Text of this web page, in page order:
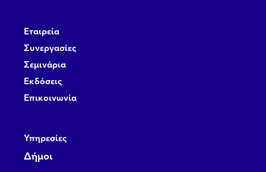
Εταιρεία
Συνεργασίες
Σεμινάρια
Εκδόσεις
Επικοινωνία
Υπηρεσίες
Δήμοι